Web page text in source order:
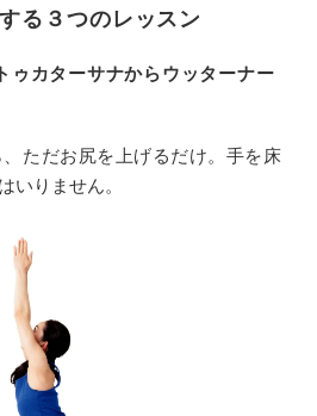
る３つのレッスン
ゥカターサナからウッターナー
ただお尻を上げるだけ。手を床
いりません。